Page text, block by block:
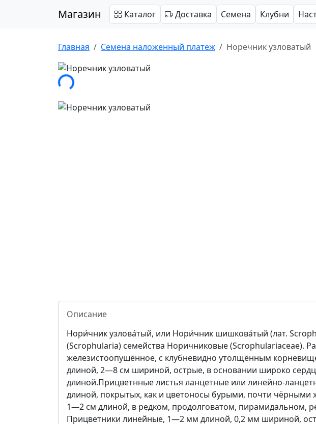
Магазин Каталог Доставка Семена Клубни
Главная Cемена наложенный платеж Норечник узловатый
Загрузка...
Описание
Нори́чник узлова́тый, или Нори́чник шишкова́тый (лат.
(Scrophularia) семейства Норичниковые (Scrophulariaceae).
железистоопушённое, с клубневидно утолщённым
длиной, 2—8 см шириной, острые, в основании широко
длиной.Прицветнные листья ланцетные или линейно-
длиной, покрытых, как и цветоносы бурыми, почти чёрными
1—2 см длиной, в редком, продолговатом, пирамидальном,
Прицветники линейные, 1—2 мм длиной, 0,2 мм шириной,